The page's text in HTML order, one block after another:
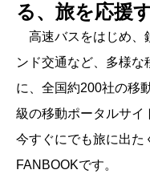
る、旅を応援
高速バスをはじめ、
ンド交通など、多様な
に、全国約200社の移
級の移動ポータルサイ
今すぐにでも旅に出た
FANBOOKです。